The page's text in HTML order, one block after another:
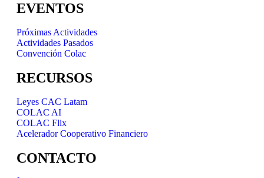
EVENTOS
Próximas Actividades
Actividades Pasados
Convención Colac
RECURSOS
Leyes CAC Latam
COLAC AI
COLAC Flix
Acelerador Cooperativo Financiero
CONTACTO